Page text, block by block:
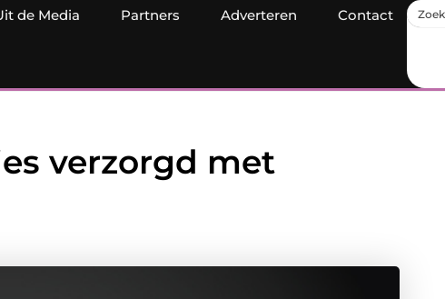
de Media Partners Adverteren Contact
verzorgd met